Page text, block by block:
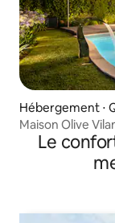
Hébergement ⋅
Maison Olive
Le